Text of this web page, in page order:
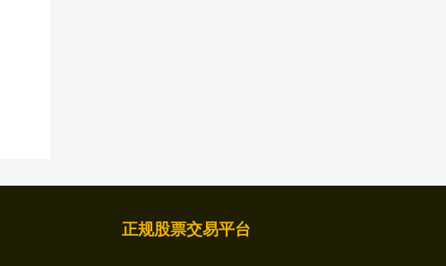
正规股票交易平台